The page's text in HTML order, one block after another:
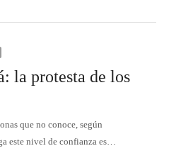
la protesta de los
que no conoce, según
este nivel de confianza es…